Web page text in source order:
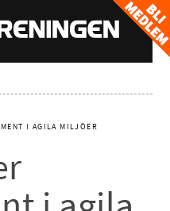
I AGILA MILJÖER